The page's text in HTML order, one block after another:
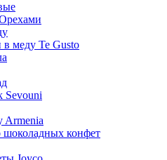
меду Te Gusto
Sevouni
Armenia
шоколадных конфет